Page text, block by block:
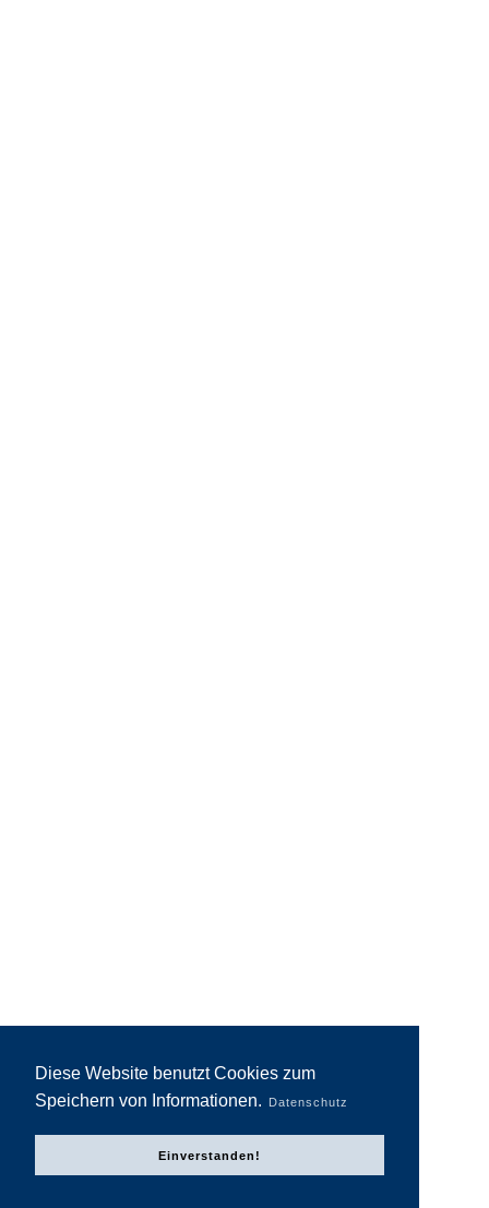
Diese Website benutzt Cookies zum
Speichern von Informationen.
Datenschutz
Einverstanden!